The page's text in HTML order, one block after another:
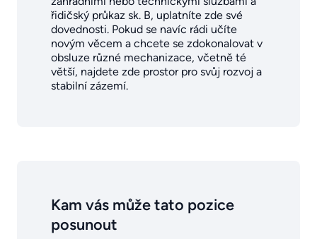
řidičský průkaz sk. B, uplatníte zde své
dovednosti. Pokud se navíc rádi učíte
novým věcem a chcete se zdokonalovat v
obsluze různé mechanizace, včetně té
větší, najdete zde prostor pro svůj rozvoj a
stabilní zázemí.
Kam vás může tato pozice
posunout